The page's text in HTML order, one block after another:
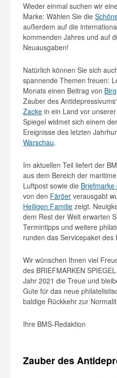
Wieder einmal suchen wir
Marke: Wählen Sie die
außerdem auf die
kommenden Jahres und auf
Neuausgaben!
Natürlich können Sie sich
spannende Themen freuen:
Monats einen Beitrag von
Zauber des
Zacke in ein Land vor
Spiegel widmet sich einem
Ereignisse des letzten
Warschau.
Im aktuellen Teil liefert der
aus dem Bereich der
Luftpost sowie die
von den Färöer verausgabt
Heiligen Familie zeigt.
dem Rest der Welt erwarten
Termintipps und weitere
runden das Servicepaket des
Wir wünschen Ihnen viel
des BRIEFMARKEN
Jahr 2021 die Treue und
Gute für das neue
baldige Rückkehr zur
Ihre BMS-Redaktion
Zauber des